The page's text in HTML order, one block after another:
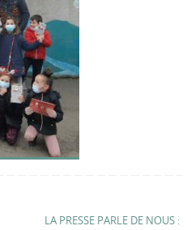
LA PRESSE PARLE DE NOUS :